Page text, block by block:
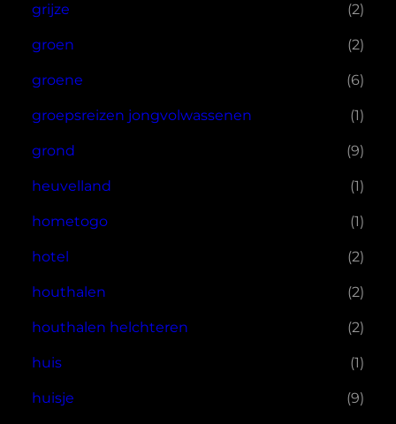
grijze (2)
groen (2)
groene (6)
groepsreizen jongvolwassenen (1)
grond (9)
heuvelland (1)
hometogo (1)
hotel (2)
houthalen (2)
houthalen helchteren (2)
huis (1)
huisje (9)